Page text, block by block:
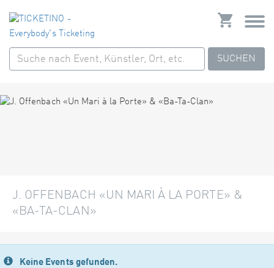
SUCHEN
J. OFFENBACH «UN MARI À LA PORTE» &
«BA-TA-CLAN»
Keine Events gefunden.